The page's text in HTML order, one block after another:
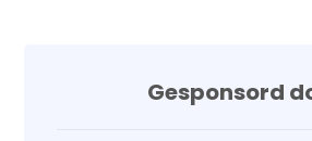
Gesponsord